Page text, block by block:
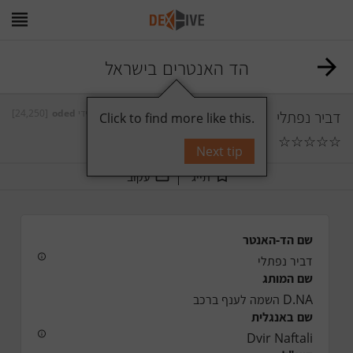
הד האנטרים בישראל
דביר נפתלי
☆
☆
☆
☆
☆
0 תגובות
תייג עקוב
שם הד-האנטר
דביר נפתלי
שם המותג
D.NA השמה לענף ברכב
שם באנגלית
Dvir Naftali
Click to find more like this.
Next tip